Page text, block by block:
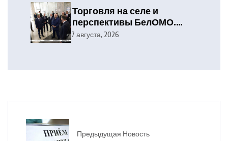
Торговля на селе и
перспективы БелОМО.
Александр Лукашенко
7 августа, 2026
Предыдущая Новость